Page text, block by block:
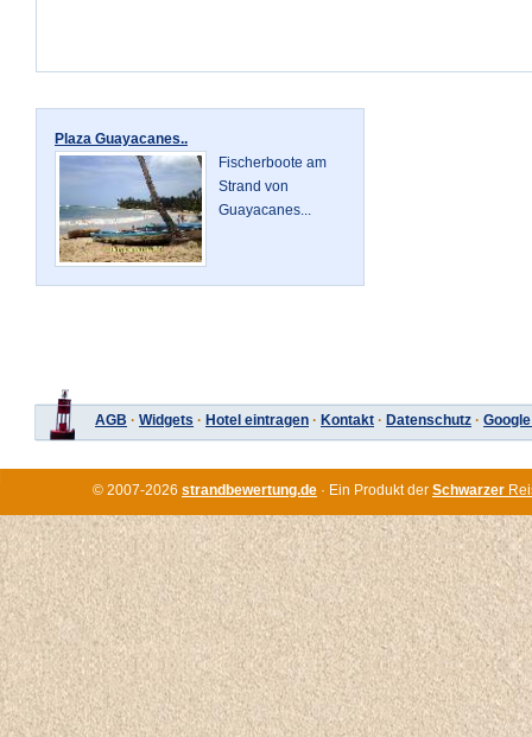
Plaza Guayacanes..
Fischerboote am
Strand von
Guayacanes...
AGB · Widgets · Hotel eintragen · Kontakt · Datenschutz ·
© 2007-2026 strandbewertung.de · Ein Produkt der Schwarzer